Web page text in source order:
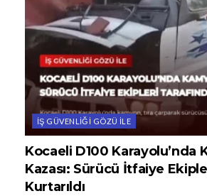
İŞ GÜVENLIĞI GÖZÜ ILE
Kocaeli D100 Karayolu’nda
Kazası: Sürücü İtfaiye
Kurtarıldı